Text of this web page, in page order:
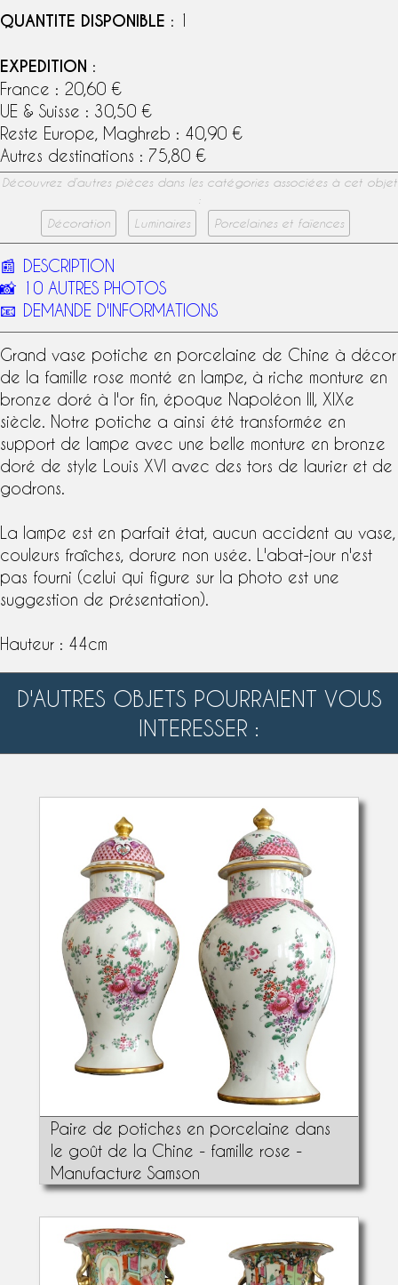
QUANTITE DISPONIBLE : 1
EXPEDITION :
France : 20,60 €
UE & Suisse : 30,50 €
Reste Europe, Maghreb : 40,90 €
Autres destinations : 75,80 €
Découvrez d’autres pièces dans les catégories associées à cet objet
:
Décoration
Luminaires Porcelaines et faïences
📰 DESCRIPTION
📸 10 AUTRES PHOTOS
📧 DEMANDE D'INFORMATIONS
Grand vase potiche en porcelaine de Chine à décor
de la famille rose monté en lampe, à riche monture en
bronze doré à l'or fin, époque Napoléon III
XIXe
siècle . Notre potiche a ainsi été transformée en
support de lampe avec une belle monture en bronze
doré de style Louis XVI avec des tors de laurier et de
godrons.
La lampe est en parfait état, aucun accident au vase,
couleurs fraîches, dorure non usée. L'abat-jour n'est
pas fourni (celui qui figure sur la photo est une
suggestion de présentation).
Hauteur : 44cm
D'AUTRES OBJETS POURRAIENT VOUS
INTERESSER :
Paire de potiches en porcelaine dans
le goût de la Chine - famille rose -
Manufacture Samson